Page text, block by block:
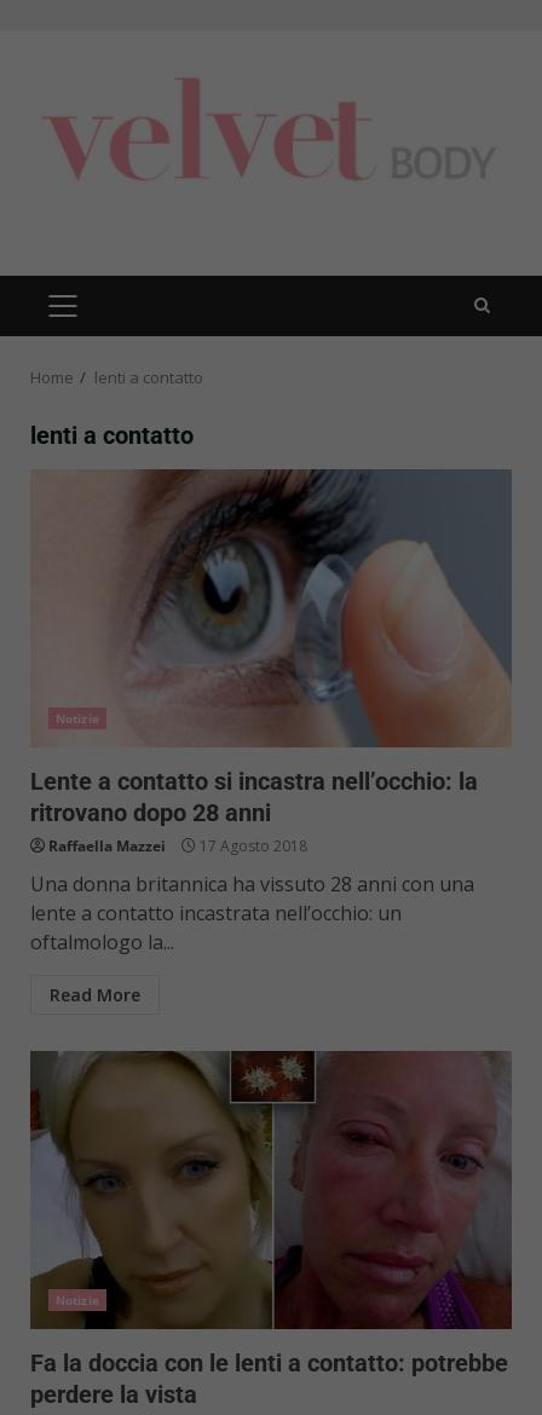
PRIMARY
MENU
Home lenti a contatto
lenti a contatto
Notizie
Lente a contatto si incastra nell’occhio: la
ritrovano dopo 28 anni
Raffaella Mazzei 17 Agosto 2018
Una donna britannica ha vissuto 28 anni con una
lente a contatto incastrata nell’occhio: un
oftalmologo la...
Read More
Notizie
Fa la doccia con le lenti a contatto: potrebbe
perdere la vista